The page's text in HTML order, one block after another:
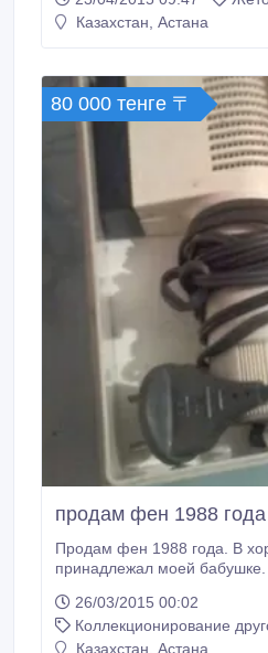
Казахстан, Астана
80 000 тенге 〒
продам фен 1988 года
Продам фен 1988 года. В
принадлежал моей бабушке. Теперь мы решили его
Торг уместен. Ждем ваших
+77715936356. Звоните..
26/03/2015 00:02
Коллекционирование
Казахстан, Астана